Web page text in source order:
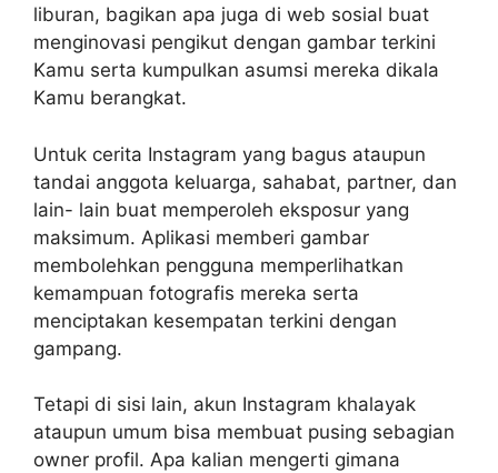
liburan, bagikan apa juga di web sosial buat
menginovasi pengikut dengan gambar terkini
Kamu serta kumpulkan asumsi mereka dikala
Kamu berangkat.
Untuk cerita Instagram yang bagus ataupun
tandai anggota keluarga, sahabat, partner, dan
lain- lain buat memperoleh eksposur yang
maksimum. Aplikasi memberi gambar
membolehkan pengguna memperlihatkan
kemampuan fotografis mereka serta
menciptakan kesempatan terkini dengan
gampang.
Tetapi di sisi lain, akun Instagram khalayak
ataupun umum bisa membuat pusing sebagian
owner profil. Apa kalian mengerti gimana